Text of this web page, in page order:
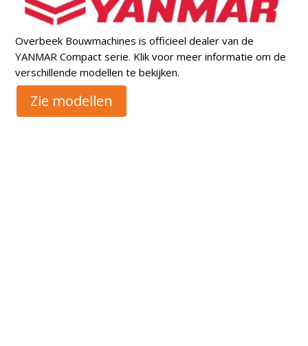
Overbeek Bouwmachines is officieel dealer van de
YANMAR Compact serie. Klik voor meer informatie om de
verschillende modellen te bekijken.
Zie modellen